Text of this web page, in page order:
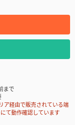
まで
経由で販売されている端
て動作確認しています